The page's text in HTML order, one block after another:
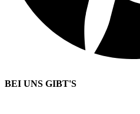
BEI UNS GIBT'S